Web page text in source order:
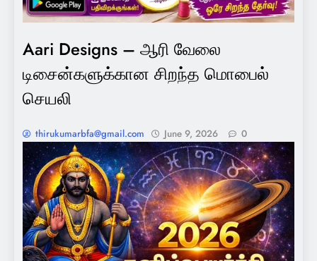
Aari Designs – ஆரி வேலை
டிசைன்களுக்கான சிறந்த மொபைல்
செயலி
thirukumarbfa@gmail.com June 9, 2026 0